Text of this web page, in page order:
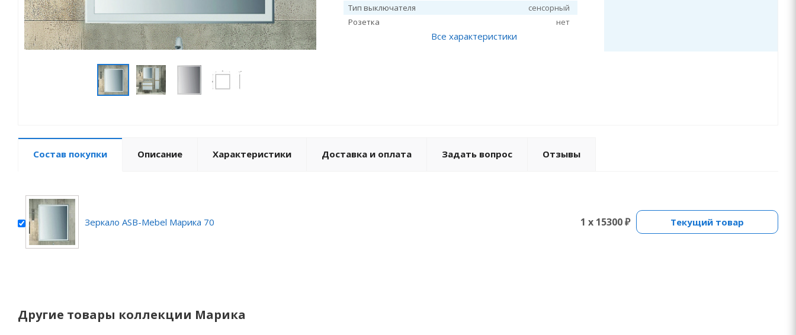
Тип выключателя
сенсорный
Розетка
нет
Все характеристики
Состав покупки Описание Характеристики Доставка и оплата Задать вопрос Отзывы
Зеркало ASB-Mebel Марика 70 1 x 15300 ₽ Текущий товар
Другие товары коллекции Марика